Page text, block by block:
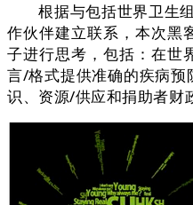
根据与包括世界卫生组
作伙伴建立联系，本次黑
子进行思考，包括：在世
言/格式提供准确的疾病预
识、资源/供应和捐助者财